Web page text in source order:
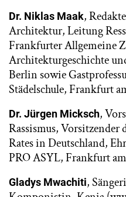
Dr. Niklas Maak,
Architektur, Leitung
Frankfurter Allgemeine
Architekturgeschichte
Berlin sowie
Städelschule, Frankfurt
Dr. Jürgen Micksch,
Rassismus,
Rates in Deutschland,
PRO ASYL, Frankfurt
Gladys Mwachiti,